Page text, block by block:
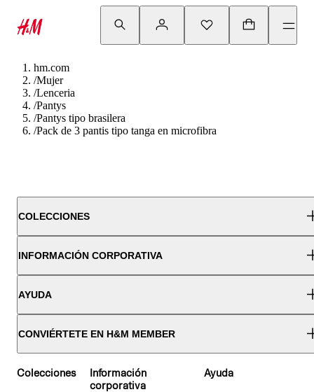
hm.com
/Mujer
/Lenceria
/Pantys
/Pantys tipo brasilera
/Pack de 3 pantis tipo tanga en microfibra
COLECCIONES
INFORMACIÓN CORPORATIVA
AYUDA
CONVIÉRTETE EN H&M MEMBER
Colecciones
Información
corporativa
Ayuda